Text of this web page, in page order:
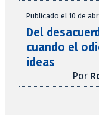
Publicado el 10 de
Del
cuando el
ideas
Por